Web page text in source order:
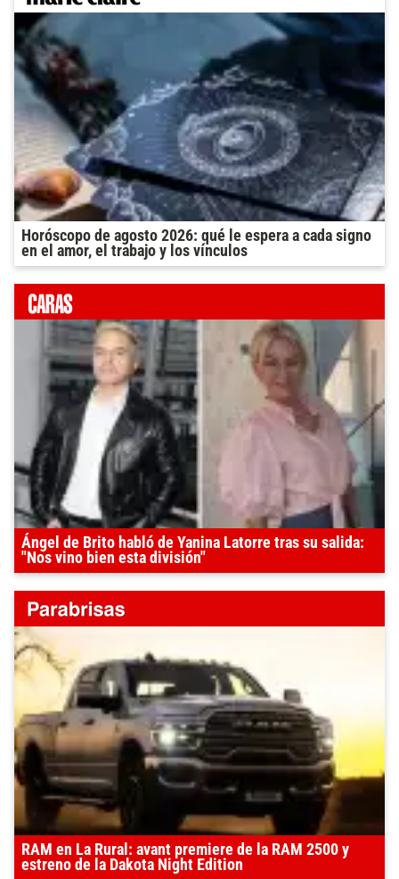
Horóscopo de agosto 2026: qué le espera a cada signo
en el amor, el trabajo y los vínculos
Ángel de Brito habló de Yanina Latorre tras su salida:
"Nos vino bien esta división"
RAM en La Rural: avant premiere de la RAM 2500 y
estreno de la Dakota Night Edition